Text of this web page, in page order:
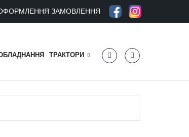
ЗАМОВЛЕННЯ
ТРАКТОРИ